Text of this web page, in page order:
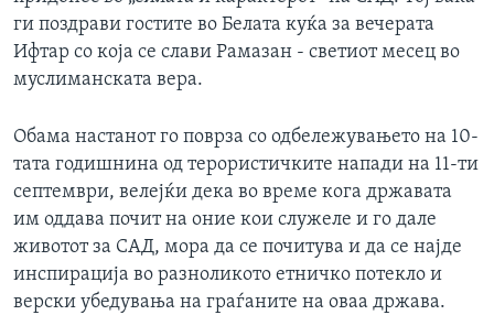
ги поздрави гостите во Белата куќа за вечерата
Ифтар со која се слави Рамазан - светиот месец во
муслиманската вера.
Обама настанот го поврза со одбележувањето на 10-
тата годишнина од терористичките напади на 11-ти
септември, велејќи дека во време кога државата
им оддава почит на оние кои служеле и го дале
животот за САД, мора да се почитува и да се најде
инспирација во разноликото етничко потекло и
верски убедувања на граѓаните на оваа држава.